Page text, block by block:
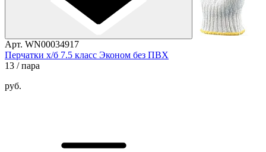
Арт. WN00034917
Перчатки х/б 7.5 класс Эконом без ПВХ
13 / пара
руб.